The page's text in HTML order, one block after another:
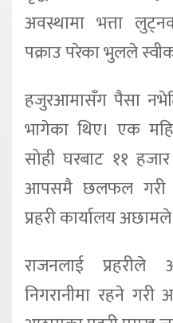
अवस्थामा भत्ता
पक्राउ परेका भुलले
हजुरआमासँग पैसा
भागेका थिए। एक
सोही घरबाट ११
आपसमै छलफल गरी
प्रहरी कार्यालय
राजनलाई
निगरानीमा रहने